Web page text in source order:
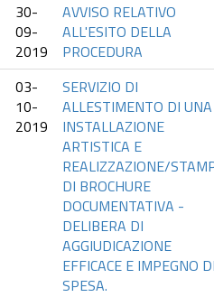
30-
09-
2019
AVVISO RELATIVO
ALL'ESITO DELLA
PROCEDURA
03-
10-
2019
SERVIZIO DI
ALLESTIMENTO DI UNA
INSTALLAZIONE
ARTISTICA E
REALIZZAZIONE/
DI BROCHURE
DOCUMENTATIVA -
DELIBERA DI
AGGIUDICAZIONE
EFFICACE E IMPEGNO
SPESA.